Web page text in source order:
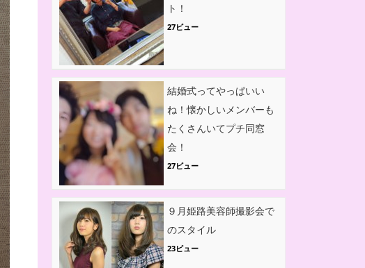
ト！
27ビュー
結婚式ってやっぱいい
ね！懐かしいメンバーも
たくさんいてプチ同窓
会！
27ビュー
９月姫路美容師撮影会で
のスタイル
23ビュー